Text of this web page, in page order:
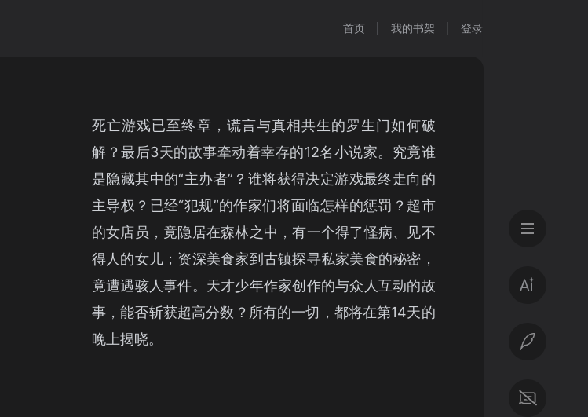
首页 我的书架 登录
死亡游戏已至终章，谎言与真相共生的罗生门如何破
解？最后3天的故事牵动着幸存的12名小说家。究竟谁
是隐藏其中的“主办者”？谁将获得决定游戏最终走向的
主导权？已经“犯规”的作家们将面临怎样的惩罚？超市
的女店员，竟隐居在森林之中，有一个得了怪病、见不
得人的女儿；资深美食家到古镇探寻私家美食的秘密，
竟遭遇骇人事件。天才少年作家创作的与众人互动的故
事，能否斩获超高分数？所有的一切，都将在第14天的
晚上揭晓。